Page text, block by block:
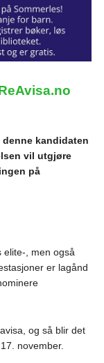
kandidaten
vil utgjøre
på
elite-, men også
er lagånd
og så blir det
november.